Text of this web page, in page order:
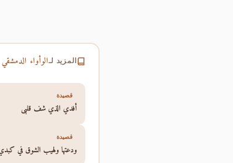
المزيد لـالوأواء الدمشقي
قصيدة
أفدي الذي شف قلبي
قصيدة
ودعتها ولهيب الشوق في